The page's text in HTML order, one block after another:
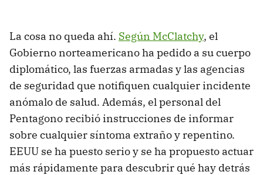
La cosa no queda ahí. Según McClatchy, el
Gobierno norteamericano ha pedido a su cuerpo
diplomático, las fuerzas armadas y las agencias
de seguridad que notifiquen cualquier incidente
anómalo de salud. Además, el personal del
Pentagono recibió instrucciones de informar
sobre cualquier síntoma extraño y repentino.
EEUU se ha puesto serio y se ha propuesto actuar
más rápidamente para descubrir qué hay detrás